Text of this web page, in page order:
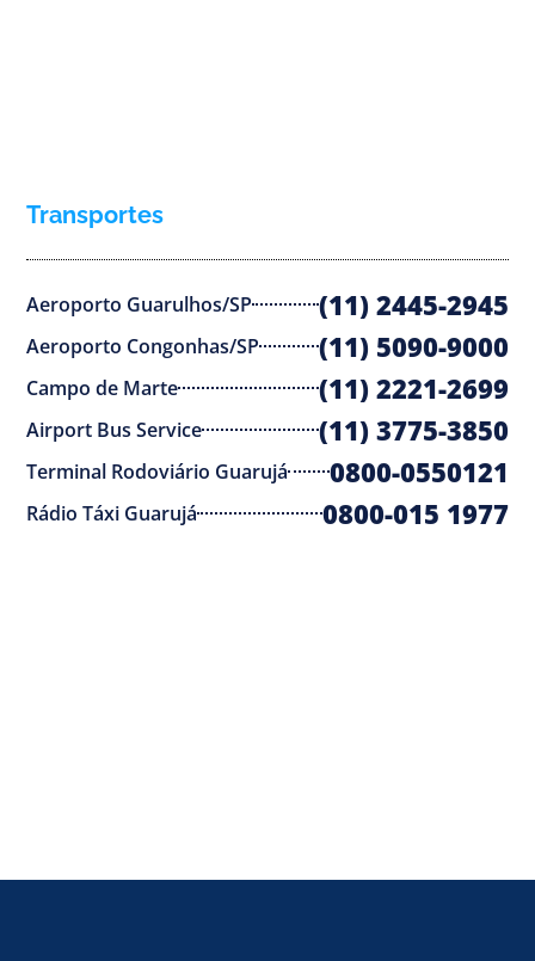
Transportes
Aeroporto Guarulhos/SP (11) 2445-2945
Aeroporto Congonhas/SP (11) 5090-9000
Campo de Marte (11) 2221-2699
Airport Bus Service (11) 3775-3850
Terminal Rodoviário Guarujá 0800-0550121
Rádio Táxi Guarujá 0800-015 1977